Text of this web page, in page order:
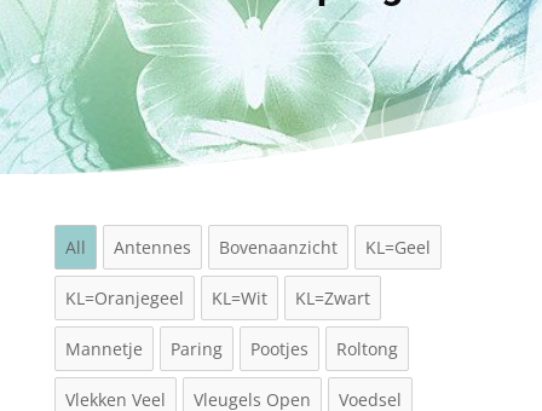
All Antennes Bovenaanzicht KL=Geel
KL=Oranjegeel KL=Wit KL=Zwart
Mannetje Paring Pootjes Roltong
Vlekken Veel Vleugels Open Voedsel